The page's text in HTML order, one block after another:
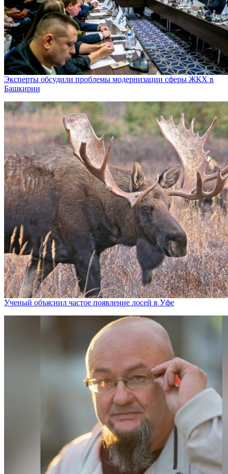
Эксперты обсудили проблемы модернизации сферы ЖКХ в
Башкирии
Ученый объяснил частое появление лосей в Уфе